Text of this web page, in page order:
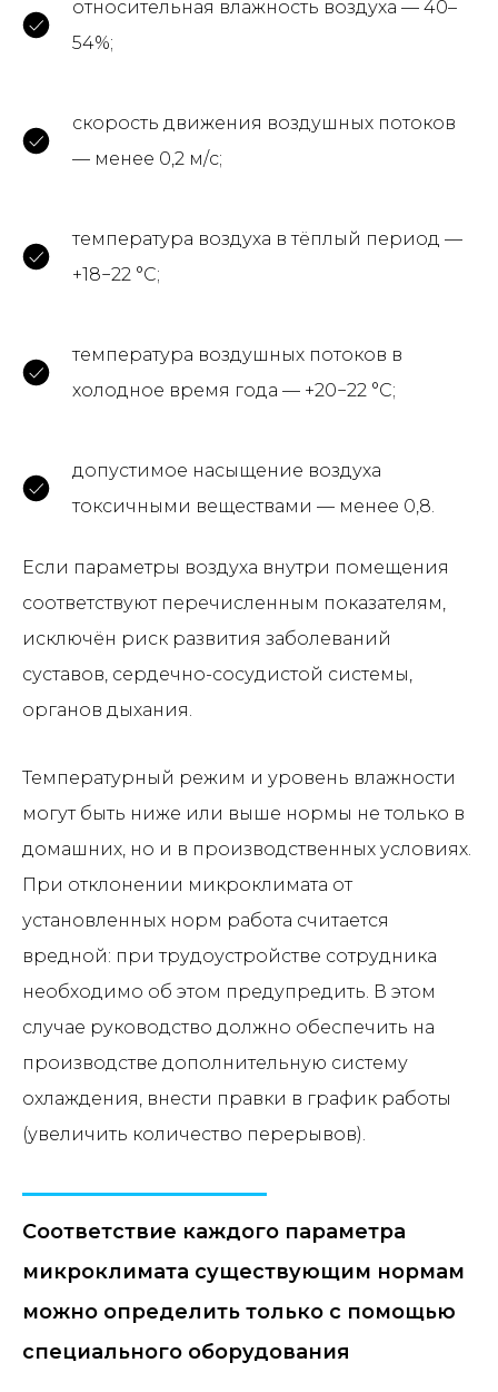
относительная влажность воздуха — 40–
54%;
скорость движения воздушных потоков
— менее 0,2 м/с;
температура воздуха в тёплый период —
+18−22 °C;
температура воздушных потоков в
холодное время года — +20−22 °C;
допустимое насыщение воздуха
токсичными веществами — менее 0,8.
Если параметры воздуха внутри помещения
соответствуют перечисленным показателям,
исключён риск развития заболеваний
суставов, сердечно-сосудистой системы,
органов дыхания.
Температурный режим и уровень влажности
могут быть ниже или выше нормы не только в
домашних, но и в производственных условиях.
При отклонении микроклимата от
установленных норм работа считается
вредной: при трудоустройстве сотрудника
необходимо об этом предупредить. В этом
случае руководство должно обеспечить на
производстве дополнительную систему
охлаждения, внести правки в график работы
(увеличить количество перерывов).
Соответствие каждого параметра
микроклимата существующим нормам
можно определить только с помощью
специального оборудования